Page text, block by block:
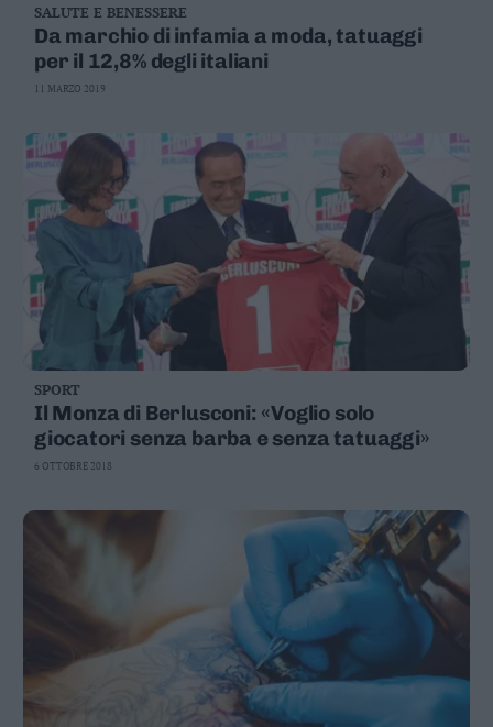
SALUTE E BENESSERE
Da marchio di infamia a moda, tatuaggi
per il 12,8% degli italiani
11 MARZO 2019
SPORT
Il Monza di Berlusconi: «Voglio solo
giocatori senza barba e senza tatuaggi»
6 OTTOBRE 2018